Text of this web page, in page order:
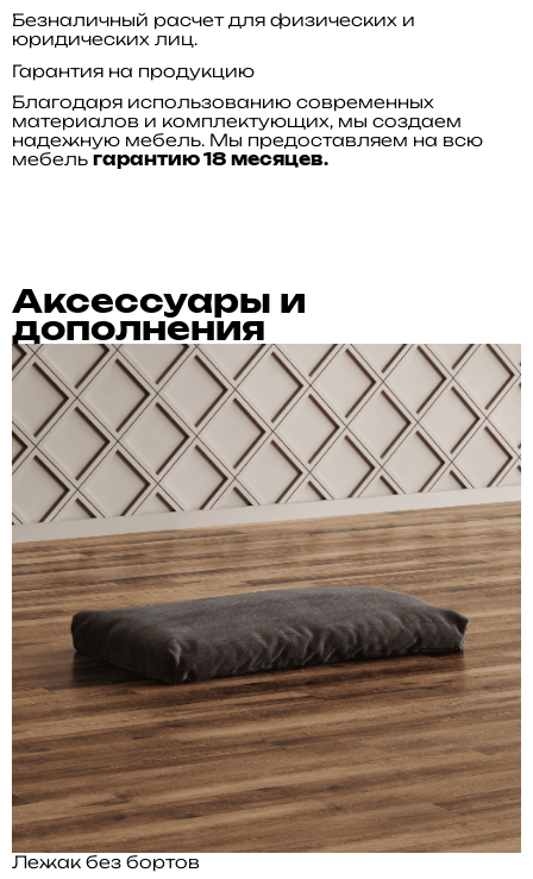
Безналичный расчет для физических и
юридических лиц.
Гарантия на продукцию
Благодаря использованию современных
материалов и комплектующих, мы создаем
надежную мебель. Мы предоставляем на всю
мебель гарантию 18 месяцев.
Аксессуары и
дополнения
Лежак без бортов